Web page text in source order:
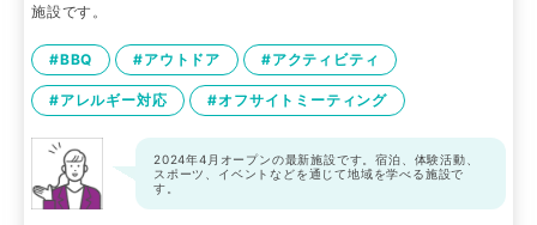
施設です。
#BBQ #アウトドア #アクティビティ
#アレルギー対応 #オフサイトミーティング
2024年4月オープンの最新施設です。宿泊、体験活動、
スポーツ、イベントなどを通じて地域を学べる施設で
す。